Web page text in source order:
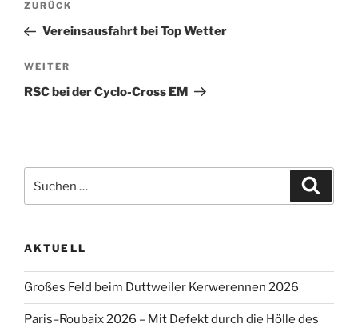
Vorheriger
Beitrag
ZURÜCK
Vereinsausfahrt bei Top Wetter
Nächster
Beitrag
WEITER
RSC bei der Cyclo-Cross EM
nach:
AKTUELL
Großes Feld beim Duttweiler Kerwerennen 2026
Paris–Roubaix 2026 – Mit Defekt durch die Hölle des